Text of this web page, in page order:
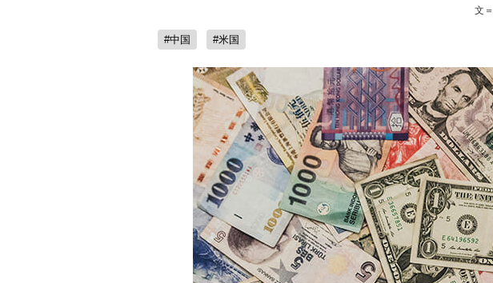
文＝
#中国 #米国